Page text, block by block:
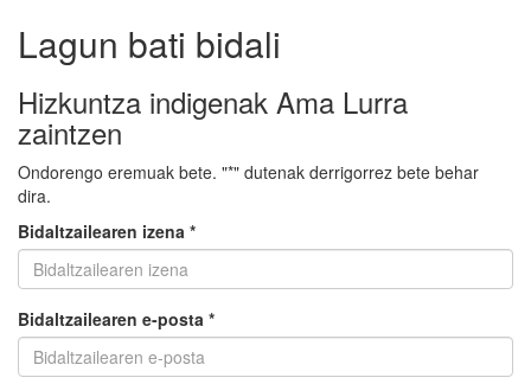
Lagun bati bidali
Hizkuntza indigenak Ama Lurra
zaintzen
Ondorengo eremuak bete. "*" dutenak derrigorrez bete behar
dira.
Bidaltzailearen izena *
Bidaltzailearen e-posta *